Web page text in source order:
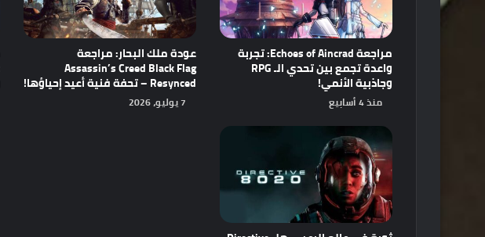
مراجعة Echoes of Aincrad: تجربة
واعدة تجمع بين تحدي الـ RPG
وجاذبية الأنمي!
منذ 4 أسابيع
عودة ملك البحار: مراجعة
Assassin’s Creed Black Flag
Resynced – تحفة فنية أعيد إحياؤها!
7 يوليو، 2026